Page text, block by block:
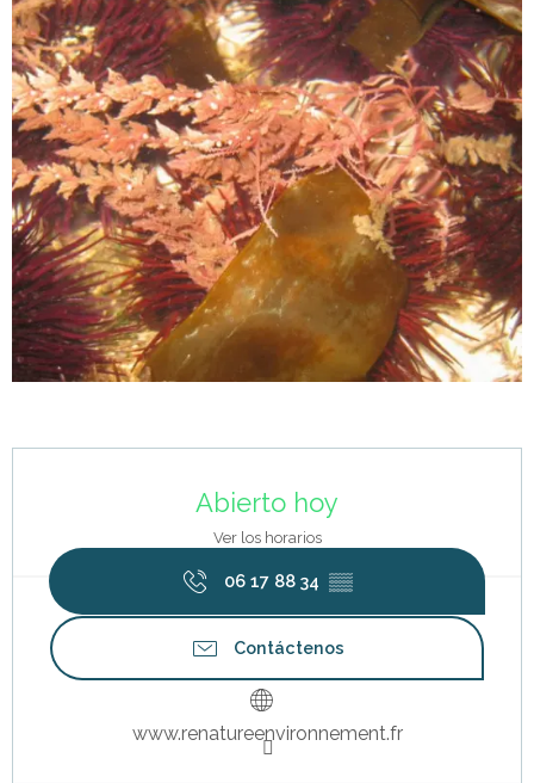
Abierto hoy
Ver los horarios
06 17 88 34 ▒▒
Contáctenos
www.renatureenvironnement.fr